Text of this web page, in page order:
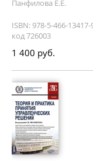
Панфилова Е.Е.
ISBN: 978-5-466-13417-
код 726003
1 400 руб.